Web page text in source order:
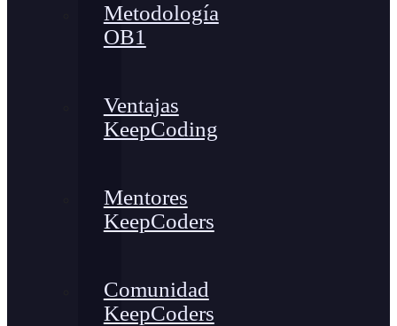
Metodología
OB1
Ventajas
KeepCoding
Mentores
KeepCoders
Comunidad
KeepCoders